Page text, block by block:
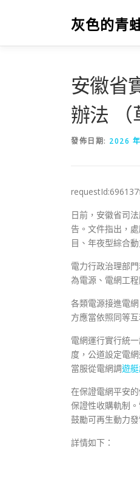
要
灰色的青
安徽省
辦法 （
發佈日期: 2026
日前，安徽省司
告。文件指出，
目、年夜型綜合
電力行政治理部
為電源、電網工
各類電源接進電
方應當依照同等
電網運行實行統
度，公道設定電
當服從電網調遊
在保證電網平安
保證性收購軌制
鼓勵可再生動力
詳情如下：